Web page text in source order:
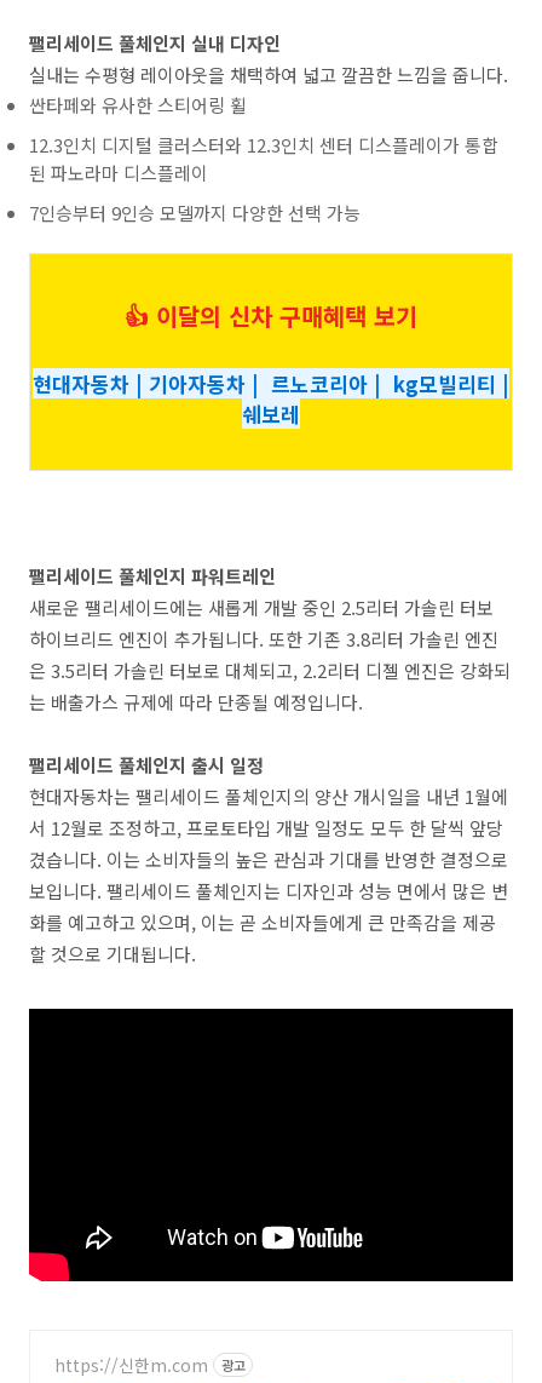
팰리세이드 풀체인지 실내 디자인
실내는 수평형 레이아웃을 채택하여 넓고 깔끔한 느낌을 줍니다.
싼타페와 유사한 스티어링 휠
12.3인치 디지털 클러스터와 12.3인치 센터 디스플레이가 통합
된 파노라마 디스플레이
7인승부터 9인승 모델까지 다양한 선택 가능
👍 이달의 신차 구매혜택 보기
현대자동차 | 기아자동차 | 르노코리아 | kg모빌리티 |
쉐보레
팰리세이드 풀체인지 파워트레인
새로운 팰리세이드에는 새롭게 개발 중인 2.5리터 가솔린 터보
하이브리드 엔진이 추가됩니다. 또한 기존 3.8리터 가솔린 엔진
은 3.5리터 가솔린 터보로 대체되고, 2.2리터 디젤 엔진은 강화되
는 배출가스 규제에 따라 단종될 예정입니다.
팰리세이드 풀체인지 출시 일정
현대자동차는 팰리세이드 풀체인지의 양산 개시일을 내년 1월에
서 12월로 조정하고, 프로토타입 개발 일정도 모두 한 달씩 앞당
겼습니다. 이는 소비자들의 높은 관심과 기대를 반영한 결정으로
보입니다. 팰리세이드 풀체인지는 디자인과 성능 면에서 많은 변
화를 예고하고 있으며, 이는 곧 소비자들에게 큰 만족감을 제공
할 것으로 기대됩니다.
https://신한m.com 광고